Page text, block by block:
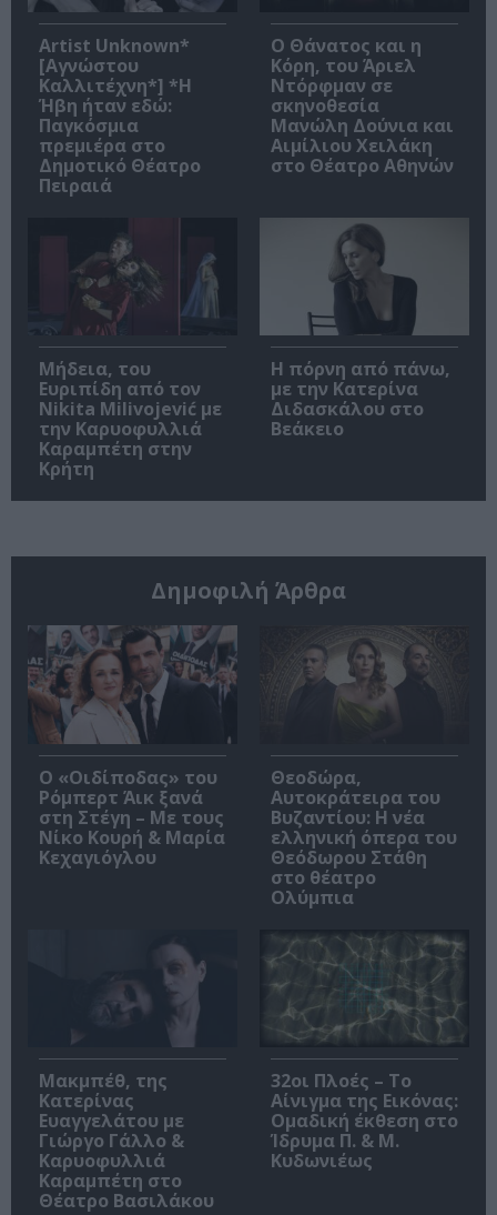
Artist Unknown*
[Αγνώστου
Καλλιτέχνη*] *Η
Ήβη ήταν εδώ:
Παγκόσμια
πρεμιέρα στο
Δημοτικό Θέατρο
Πειραιά
Ο Θάνατος και η
Κόρη, του Άριελ
Ντόρφμαν σε
σκηνοθεσία
Μανώλη Δούνια και
Αιμίλιου Χειλάκη
στο Θέατρο Αθηνών
Μήδεια, του
Ευριπίδη από τον
Nikita Milivojević με
την Καρυοφυλλιά
Καραμπέτη στην
Κρήτη
Η πόρνη από πάνω,
με την Κατερίνα
Διδασκάλου στο
Βεάκειο
Δημοφιλή Άρθρα
O «Οιδίποδας» του
Ρόμπερτ Άικ ξανά
στη Στέγη – Με τους
Νίκο Κουρή & Μαρία
Κεχαγιόγλου
Θεοδώρα,
Αυτοκράτειρα του
Βυζαντίου: Η νέα
ελληνική όπερα του
Θεόδωρου Στάθη
στο θέατρο
Ολύμπια
Μακμπέθ, της
Κατερίνας
Ευαγγελάτου με
Γιώργο Γάλλο &
Καρυοφυλλιά
Καραμπέτη στο
Θέατρο Βασιλάκου
32οι Πλοές – Το
Αίνιγμα της Εικόνας:
Ομαδική έκθεση στο
Ίδρυμα Π. & Μ.
Κυδωνιέως